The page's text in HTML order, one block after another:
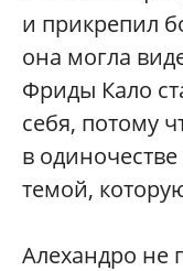
и прикрепил
она могла
Фриды Кало
себя, потому
в
темой,
Алехандро не